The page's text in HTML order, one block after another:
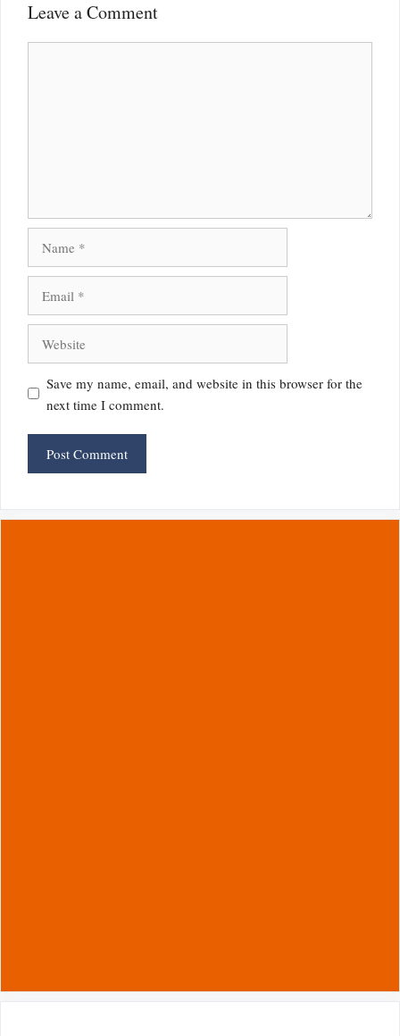
Leave a Comment
Save my name, email, and website in this browser for the
next time I comment.